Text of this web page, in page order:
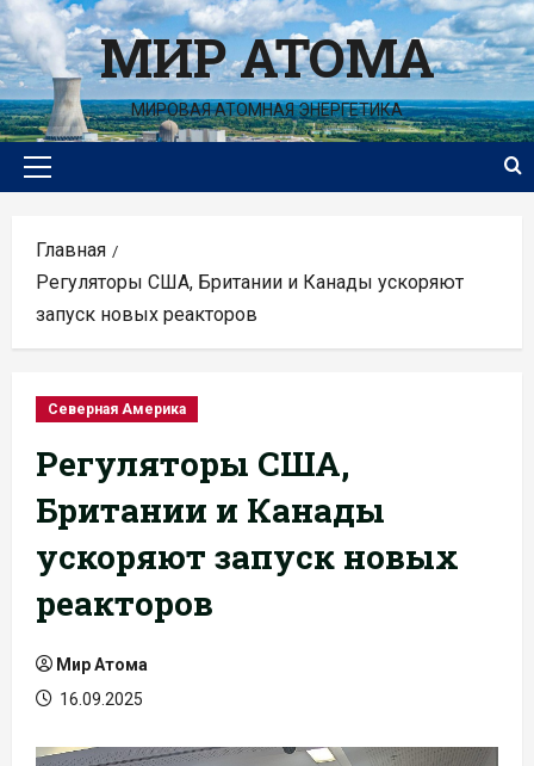
Перейти
к
содержимомуМИР АТОМА
МИРОВАЯ АТОМНАЯ ЭНЕРГЕТИКА
Основное
Главная
Регуляторы США, Британии и Канады ускоряют
запуск новых реакторов
Северная Америка
Регуляторы США,
Британии и Канады
ускоряют запуск новых
реакторов
Мир Атома
16.09.2025